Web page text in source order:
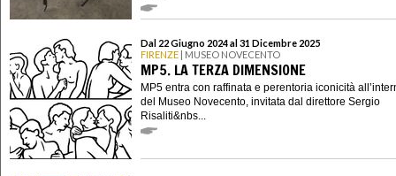
Dal 22 Giugno 2024 al 31 Dicembre 2025
FIRENZE | MUSEO NOVECENTO
MP5. LA TERZA DIMENSIONE
MP5 entra con raffinata e perentoria iconicità
del Museo Novecento, invitata dal direttore Sergio
Risaliti&nbs...